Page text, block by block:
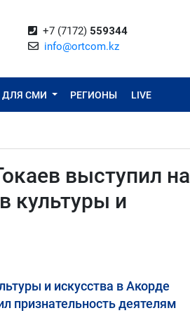
+7 (7172) 559344
info@ortcom.kz
ДЛЯ СМИ РЕГИОНЫ LIVE
выступил на
культуры и
и искусства в Акорде
признательность деятелям